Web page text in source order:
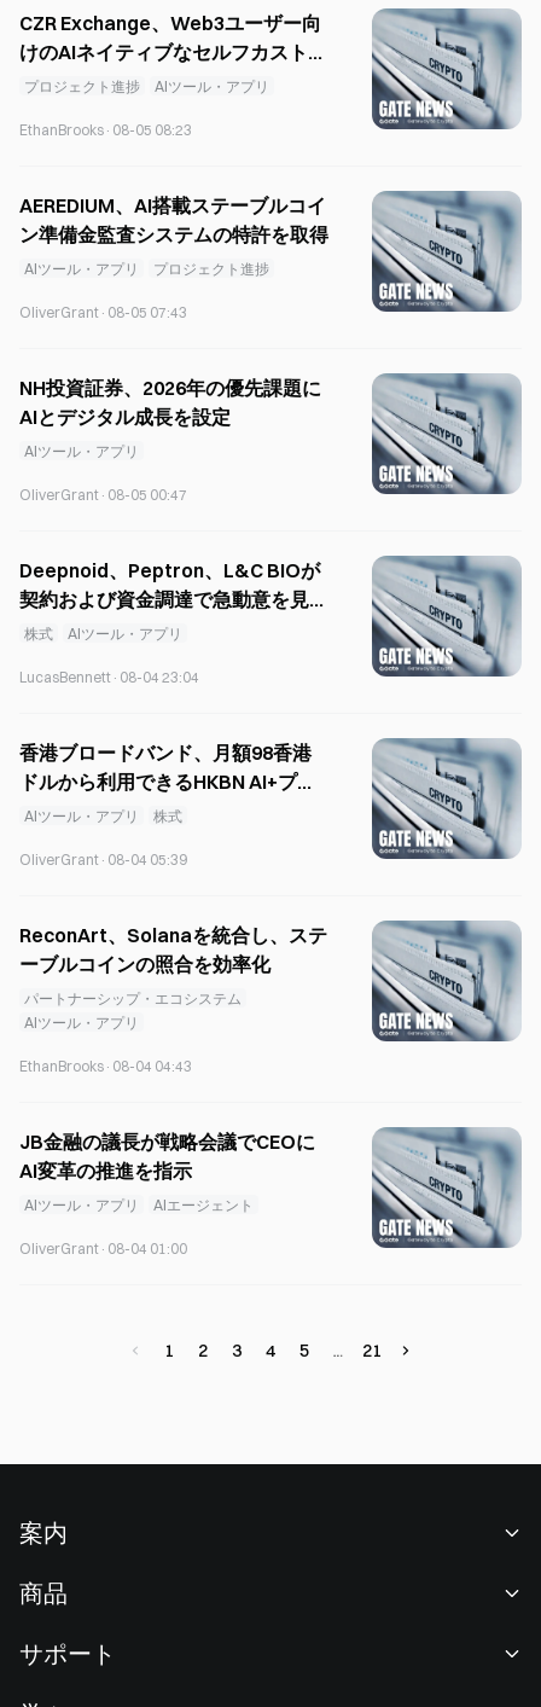
CZR Exchange、Web3ユーザー向
けのAIネイティブなセルフカストデ
ィウォレットをローンチ
プロジェクト進捗 AIツール・アプリ
EthanBrooks · 08-05 08:23
AEREDIUM、AI搭載ステーブルコイ
ン準備金監査システムの特許を取得
AIツール・アプリ プロジェクト進捗
OliverGrant · 08-05 07:43
NH投資証券、2026年の優先課題に
AIとデジタル成長を設定
AIツール・アプリ
OliverGrant · 08-05 00:47
Deepnoid、Peptron、L&C BIOが
契約および資金調達で急動意を見せ
る
株式 AIツール・アプリ
LucasBennett · 08-04 23:04
香港ブロードバンド、月額98香港
ドルから利用できるHKBN AI+プラ
ットフォームを開始
AIツール・アプリ 株式
OliverGrant · 08-04 05:39
ReconArt、Solanaを統合し、ステ
ーブルコインの照合を効率化
パートナーシップ・エコシステム
AIツール・アプリ
EthanBrooks · 08-04 04:43
JB金融の議長が戦略会議でCEOに
AI変革の推進を指示
AIツール・アプリ AIエージェント
OliverGrant · 08-04 01:00
1 2 3 4 5 21
案内
ニュースルーム
F1 Oracle Red Bull Racing 公式スポンサー
商品
サポート